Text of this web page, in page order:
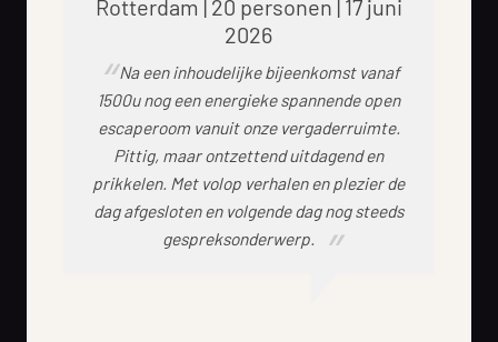
Rotterdam | 20 personen | 17 juni
2026
Na een inhoudelijke bijeenkomst vanaf
1500u nog een energieke spannende open
escaperoom vanuit onze vergaderruimte.
Pittig, maar ontzettend uitdagend en
prikkelen. Met volop verhalen en plezier de
dag afgesloten en volgende dag nog steeds
gespreksonderwerp.